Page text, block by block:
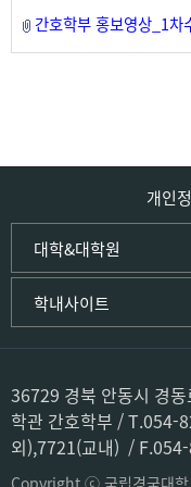
간호학부 홍보영상_1
개인
대학&대학원
인문사회·IT대학
인문·문화학부
국어국문학전공
중국어문·문화학전공
한자문화콘텐츠학전공
미디어문화커뮤니케이
사학전공
컴퓨터·소프트웨어공
학내사이트
국립경국대학교
(재)국립경국대학교발전
공용S/W관리시스템
공자학원
공학교육인증시스템
과학영재교육원
교육혁신본부
36729 경북 안동시 경
학관 간호학부 / T.054-
외),7721(교내) /
Copyright ⓒ 국립경국대